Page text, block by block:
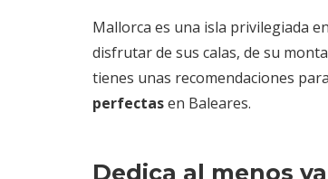
Mallorca es una isla privilegiada
disfrutar de sus calas, de su
tienes unas recomendaciones
perfectasen Baleares.
Dedica al menos